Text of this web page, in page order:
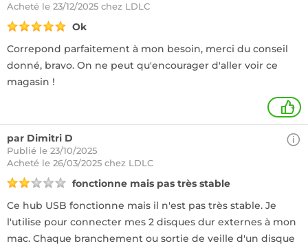
Acheté le 23/12/2025 chez LDLC
Ok
Correpond parfaitement à mon besoin, merci du conseil
donné, bravo. On ne peut qu'encourager d'aller voir ce
magasin !
+
par Dimitri D
Publié le 23/10/2025
Acheté le 26/03/2025 chez LDLC
fonctionne mais pas très stable
Ce hub USB fonctionne mais il n'est pas très stable. Je
l'utilise pour connecter mes 2 disques dur externes à mon
mac. Chaque branchement ou sortie de veille d'un disque